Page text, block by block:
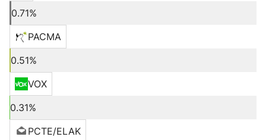
0.71%
PACMA
0.51%
VOX
0.31%
PCTE/ELAK